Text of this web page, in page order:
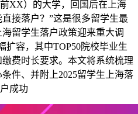
XX）的大学，回国后在上海
接落户？”这是很多留学生最
留学生落户政策迎来重大调
扩容，其中TOP50院校毕业生
费时长要求。本文将系统梳理
件、并附上2025留学生上海落
成功